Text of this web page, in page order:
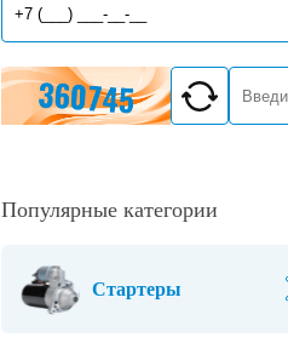
Популярные категории
Стартеры